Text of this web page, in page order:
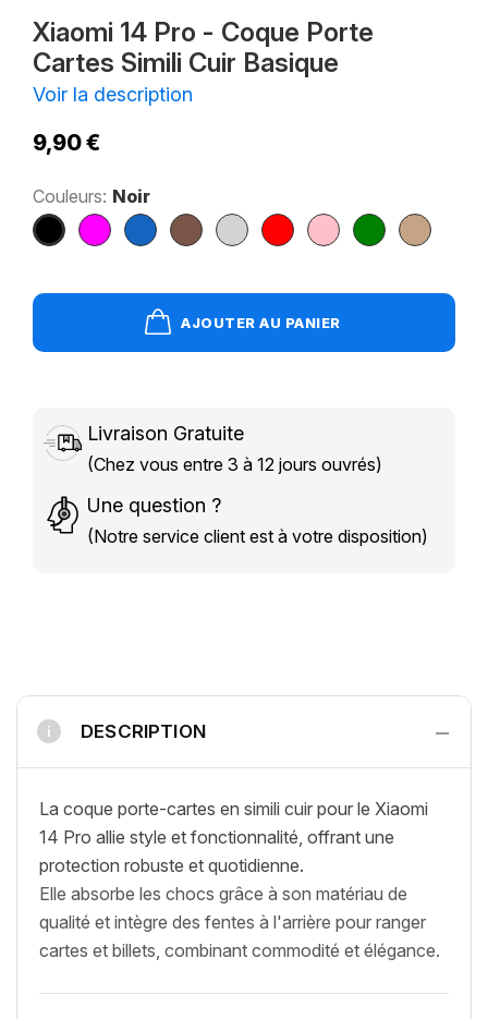
Xiaomi 14 Pro - Coque Porte
Cartes Simili Cuir Basique
Voir la description
9,90 €
Couleurs: Noir
Noir MagentaBleu MarronGris RougeRose Vert
Marron
AJOUTER AU PANIER
Livraison Gratuite
(Chez vous entre 3 à 12 jours ouvrés)
Une question ?
(Notre service client est à votre disposition)
i DESCRIPTION −
La coque porte-cartes en simili cuir pour le Xiaomi
14 Pro allie style et fonctionnalité, offrant une
protection robuste et quotidienne.
Elle absorbe les chocs grâce à son matériau de
qualité et intègre des fentes à l'arrière pour ranger
cartes et billets, combinant commodité et élégance.